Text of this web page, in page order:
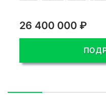
26 400 000 ₽